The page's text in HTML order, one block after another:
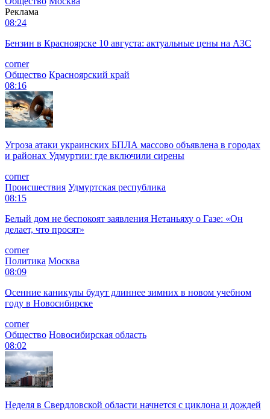
Реклама
08:24
Бензин в Красноярске 10 августа: актуальные цены на АЗС
corner
Общество Красноярский край
08:16
Угроза атаки украинских БПЛА массово объявлена в городах
и районах Удмуртии: где включили сирены
corner
Происшествия Удмуртская республика
08:15
Белый дом не беспокоят заявления Нетаньяху о Газе: «Он
делает, что просят»
corner
Политика Москва
08:09
Осенние каникулы будут длиннее зимних в новом учебном
году в Новосибирске
corner
Общество Новосибирская область
08:02
Неделя в Свердловской области начнется с циклона и дождей